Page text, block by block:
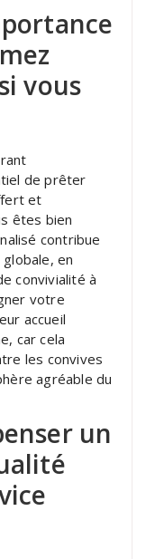
vous
de prêter
et
êtes bien
contribue
en
convivialité à
votre
accueil
car cela
les convives
agréable du
un